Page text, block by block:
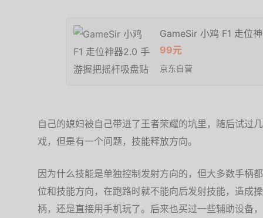
GameSir 小鸡 F1 走位
99元
京东自营
自己的媳妇被自己带进了王者荣耀的坑里，随后试过
戏，但是有一个问题，技能释放方向。
因为什么技能是单独控制发射方向的，但大多数手柄
位和技能方向，在跑路时就不能向后发射技能，造成
柄，还是直接用手机玩了。后来也买过一些辅助设备